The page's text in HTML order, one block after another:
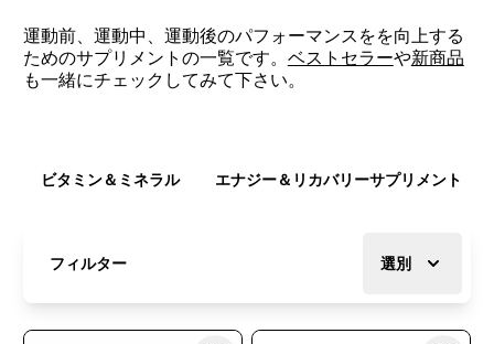
運動前、運動中、運動後のパフォーマンスをを向上する
ためのサプリメントの一覧です。 ベストセラーや新商品
も一緒にチェックしてみて下さい。
ビタミン＆ミネラル エナジー＆リカバリーサプリメント
フィルター 選別